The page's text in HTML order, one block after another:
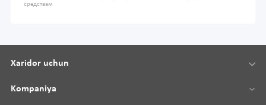
средствам
Xaridor uchun
Kompaniya